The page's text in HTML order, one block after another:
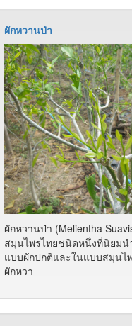
ผักหวานป่า
ผักหวานป่า (Melientha
สมุนไพรไทยชนิดหนึ่งที่นิยมน
แบบผักปกติและในแบบสมุนไ
ผักหวา